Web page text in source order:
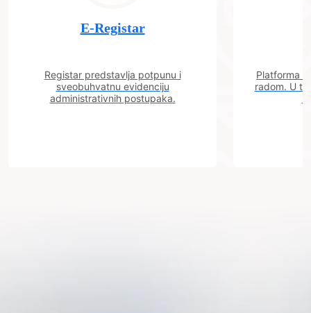
E-Registar
Registar predstavlja potpunu i
sveobuhvatnu evidenciju
administrativnih postupaka.
Platforma
radom. U